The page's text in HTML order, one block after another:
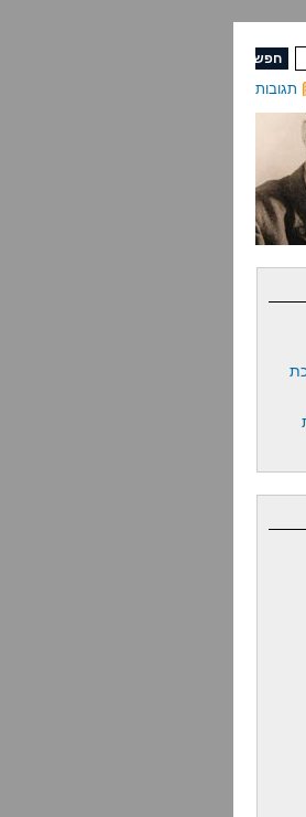
תגובות